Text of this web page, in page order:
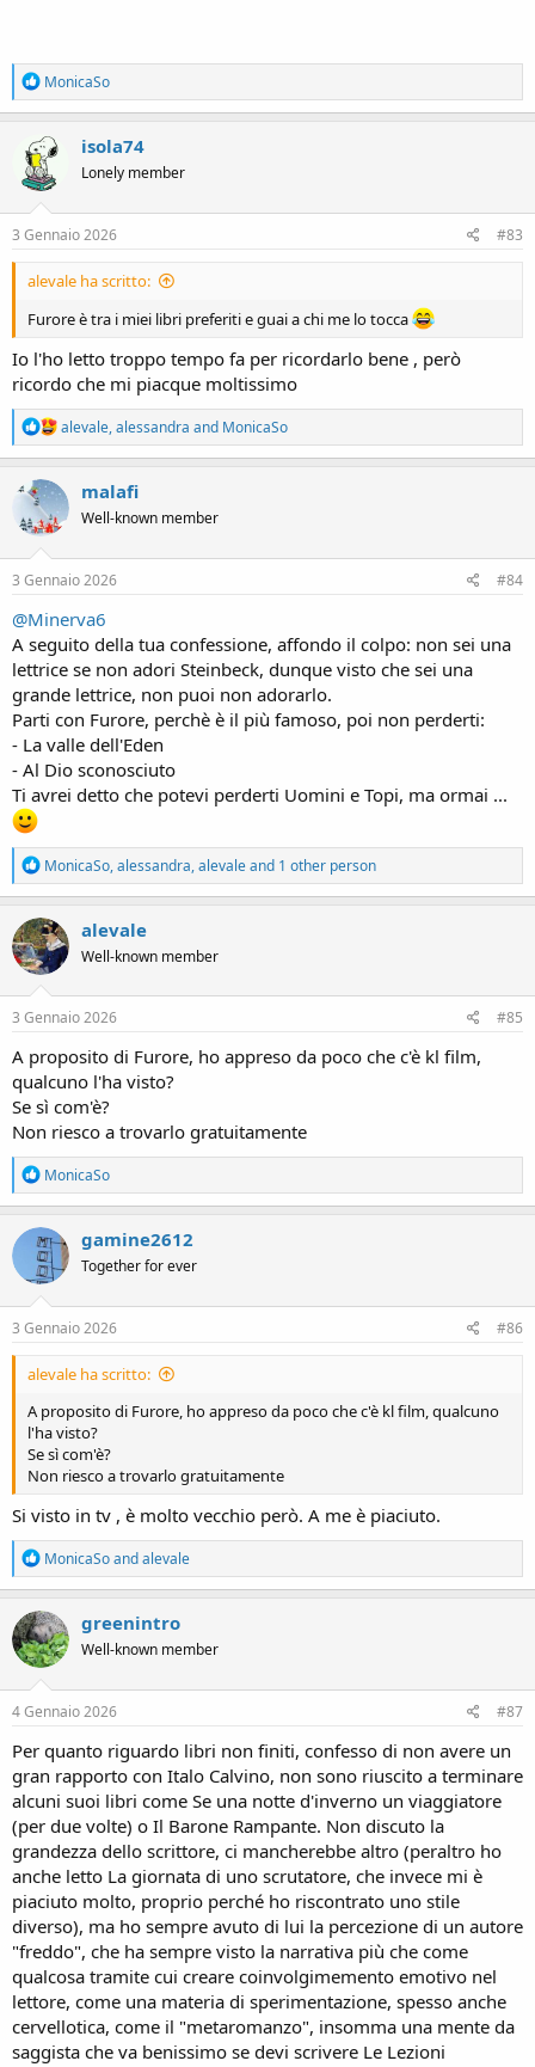
R
e
a
c
t
i
o
n
s
MonicaSo
isola74
Lonely member
3 Gennaio 2026 #83
alevale ha scritto:
Furore è tra i miei libri preferiti e guai a chi me lo tocca
Io l'ho letto troppo tempo fa per ricordarlo bene , però
ricordo che mi piacque moltissimo
R
e
a
t
i
n
s
alevale,alessandra and MonicaSo
malafi
Well-known member
3 Gennaio 2026 #84
@Minerva6
A seguito della tua confessione, affondo il colpo: non sei una
lettrice se non adori Steinbeck, dunque visto che sei una
grande lettrice, non puoi non adorarlo.
Parti con Furore, perchè è il più famoso, poi non perderti:
- La valle dell'Eden
- Al Dio sconosciuto
Ti avrei detto che potevi perderti Uomini e Topi, ma ormai ...
R
e
a
c
t
i
o
n
s
MonicaSo,alessandra,alevaleand 1 other person
alevale
Well-known member
3 Gennaio 2026 #85
A proposito di Furore, ho appreso da poco che c'è kl film,
qualcuno l'ha visto?
Se sì com'è?
Non riesco a trovarlo gratuitamente
R
e
a
c
t
i
o
n
s
MonicaSo
gamine2612
Together for ever
3 Gennaio 2026 #86
alevale ha scritto:
A proposito di Furore, ho appreso da poco che c'è kl film, qualcuno
l'ha visto?
Se sì com'è?
Non riesco a trovarlo gratuitamente
Si visto in tv , è molto vecchio però. A me è piaciuto.
R
e
a
c
t
i
o
n
s
MonicaSoandalevale
greenintro
Well-known member
4 Gennaio 2026 #87
Per quanto riguardo libri non finiti, confesso di non avere un
gran rapporto con Italo Calvino, non sono riuscito a terminare
alcuni suoi libri come Se una notte d'inverno un viaggiatore
(per due volte) o Il Barone Rampante. Non discuto la
grandezza dello scrittore, ci mancherebbe altro (peraltro ho
anche letto La giornata di uno scrutatore, che invece mi è
piaciuto molto, proprio perché ho riscontrato uno stile
diverso), ma ho sempre avuto di lui la percezione di un autore
"freddo", che ha sempre visto la narrativa più che come
qualcosa tramite cui creare coinvolgimemento emotivo nel
lettore, come una materia di sperimentazione, spesso anche
cervellotica, come il "metaromanzo", insomma una mente da
saggista che va benissimo se devi scrivere Le Lezioni